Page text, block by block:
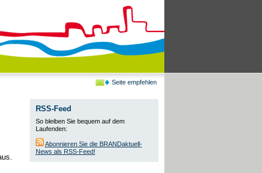
Seite empfehlen
RSS-Feed
So bleiben Sie bequem auf dem
Laufenden:
Abonnieren Sie die BRANDaktuell-
News als RSS-Feed!